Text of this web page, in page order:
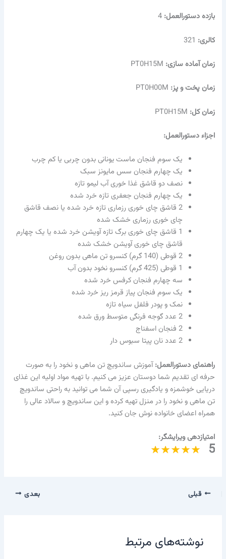
بازده دستورالعمل:4
کالری: 321
زمان آماده سازی: PT0H15M
زمان پخت و پز: PT0H00M
زمان کل: PT0H15M
اجزاء دستورالعمل:
یک سوم فنجان ماست یونانی بدون چربی یا کم چرب
یک چهارم فنجان سس مایونز سبک
نصف دو قاشق غذا خوری آب لیمو تازه
یک چهارم فنجان جعفری تازه خرد شده
2 قاشق چای خوری رزماری تازه خرد شده یا نصف قاشق
چای خوری رزماری خشک شده
1 قاشق چای خوری برگ تازه آویشن خرد شده یا یک چهارم
قاشق چای خوری آویشن خشک شده
2 قوطی (140 گرم) کنسرو تن ماهی بدون روغن
1 قوطی (425 گرم) کنسرو نخود بدون آب
سه چهارم فنجان کرفس خرد شده
یک سوم فنجان پیاز قرمز ریز خرد شده
نمک و پودر فلفل سیاه تازه
2 عدد گوجه فرنگی متوسط ورق شده
2 فنجان اسفناج
2 عدد نان پیتا سبوس دار
راهنمای دستورالعمل:آموزش ساندویچ تن ماهی و نخود را به صورت
حرفه ای تقدیم شما دوستان عزیز می کنیم. با تهیه مواد اولیه این غذای
دریایی خوشمزه و یادگیری رسپی آن شما می توانید به راحتی ساندویچ
تن ماهی و نخود را در منزل تهیه کرده و این ساندویچ و سالاد عالی را
همراه اعضای خانواده نوش جان کنید.
امتیازدهی ویرایشگر:
5
قبلی بعدی
نوشته‌های مرتبط